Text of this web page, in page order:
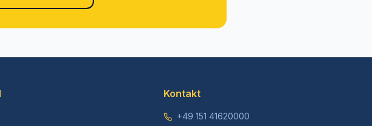
Kontakt
+49 151 41620000